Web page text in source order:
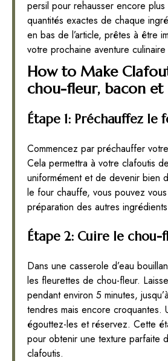
persil pour rehausser encore plus
quantités exactes de chaque
en bas de l’article, prêtes à être
votre prochaine aventure culinaire
How to Make
chou-fleur, bacon
Étape 1: Préchauffez le
Commencez par préchauffer
Cela permettra à votre clafoutis
uniformément et de devenir bien
le four chauffe, vous pouvez
préparation des autres
Étape 2: Cuire le chou-
Dans une casserole d’eau
les fleurettes de chou-fleur.
pendant environ 5 minutes,
tendres mais encore croquantes.
égouttez-les et réservez. Cette
pour obtenir une texture parfaite
clafoutis.